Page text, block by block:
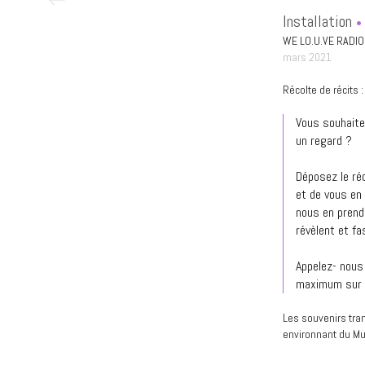
Installation
WE LO.U.VE RADIO
mars 2021
Récolte de récits :
Vous
un regard ?
Déposez le
et de vous
nous en
révèlent et
Appelez-
maximum
Les souvenirs
environnant du